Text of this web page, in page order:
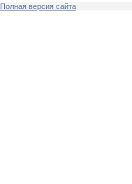
Полная версия сайта